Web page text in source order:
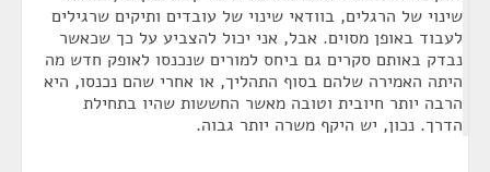
שינוי של הרגלים, בוודאי שינוי של עובדים ותיקים שרגילים
לעבוד באופן מסוים. אבל, אני יכול להצביע על כך שכאשר
נבדק באותם סקרים גם ביחס למורים שנכנסו לאופק חדש מה
היתה האמירה שלהם בסוף התהליך, או אחרי שהם נכנסו, היא
הרבה יותר חיובית וטובה מאשר החששות שהיו בתחילת
הדרך. נכון, יש היקף משרה יותר גבוה.